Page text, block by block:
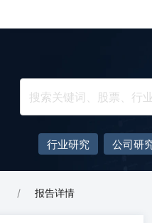
行业研究 公司研
/ 报告详情